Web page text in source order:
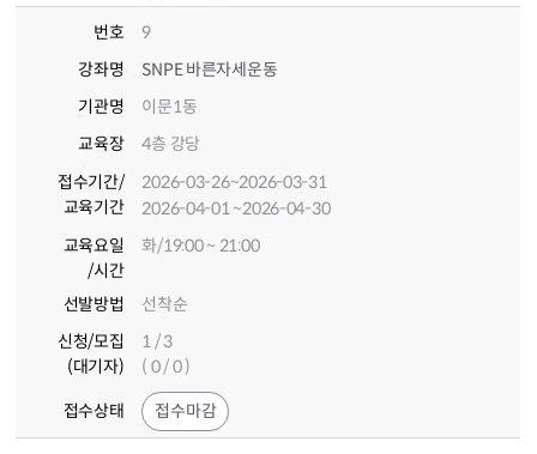
번호
9
강좌명
SNPE 바른자세운동
기관명
이문1동
교육장
4층 강당
접수기간/
교육기간
2026-03-26~2026-03-31
2026-04-01 ~2026-04-30
교육요일
/시간
화/19:00 ~ 21:00
선발방법
선착순
신청/모집
(대기자)
1 / 3
( 0 / 0 )
접수상태 접수마감